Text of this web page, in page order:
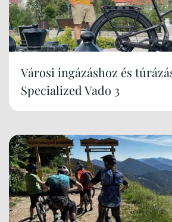
Városi ingázáshoz és
Specialized Vado 3